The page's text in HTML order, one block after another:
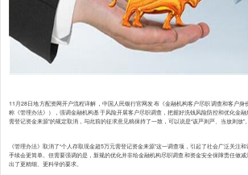
11月28日地方配资网开户流程详解，中国人民银行官网发布《金融机构客户尽职调查和客户
称《管理办法》），强调金融机构基于风险开展客户尽职调查，把握好洗钱风险防控和优化金
需登记资金来源”的规定取消，与此前的征求意见稿保持了一致，可以说是“该严则严、当放则放”
《管理办法》取消了“个人存取现金超5万元需登记资金来源”这一调查项，引起了社会广泛关注
手续会更简单。但需要强调的是，新规的优化并非给金融机构尽职调查和资金安全保障责任做
出了更精细、更科学的要求。